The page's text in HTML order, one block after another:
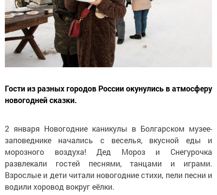
Гости из разных городов России окунулись в атмосферу
новогодней сказки.
2 января Новогодние каникулы в Болгарском музее-
заповеднике начались с веселья, вкусной еды и
морозного воздуха! Дед Мороз и Снегурочка
развлекали гостей песнями, танцами и играми.
Взрослые и дети читали новогодние стихи, пели песни и
водили хоровод вокруг еёлки.